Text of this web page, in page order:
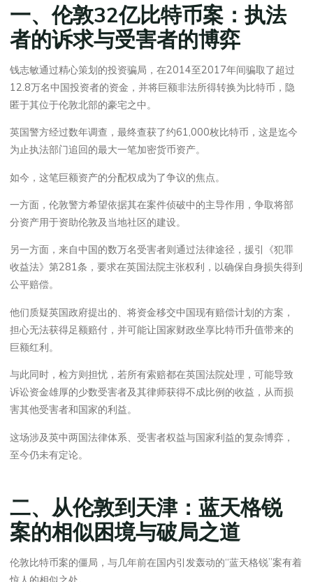
一、伦敦32亿比特币案：执法
者的诉求与受害者的博弈
钱志敏通过精心策划的投资骗局，在2014至2017年间骗取了超过
12.8万名中国投资者的资金，并将巨额非法所得转换为比特币，隐
匿于其位于伦敦北部的豪宅之中。
英国警方经过数年调查，最终查获了约61,000枚比特币，这是迄今
为止执法部门追回的最大一笔加密货币资产。
如今，这笔巨额资产的分配权成为了争议的焦点。
一方面，伦敦警方希望依据其在案件侦破中的主导作用，争取将部
分资产用于资助伦敦及当地社区的建设。
另一方面，来自中国的数万名受害者则通过法律途径，援引《犯罪
收益法》第281条，要求在英国法院主张权利，以确保自身损失得到
公平赔偿。
他们质疑英国政府提出的、将资金移交中国现有赔偿计划的方案，
担心无法获得足额赔付，并可能让国家财政坐享比特币升值带来的
巨额红利。
与此同时，检方则担忧，若所有索赔都在英国法院处理，可能导致
诉讼资金雄厚的少数受害者及其律师获得不成比例的收益，从而损
害其他受害者和国家的利益。
这场涉及英中两国法律体系、受害者权益与国家利益的复杂博弈，
至今仍未有定论。
二、从伦敦到天津：蓝天格锐
案的相似困境与破局之道
伦敦比特币案的僵局，与几年前在国内引发轰动的“蓝天格锐”案有着